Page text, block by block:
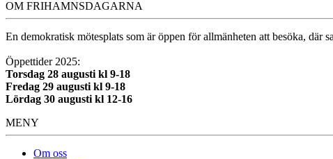
OM FRIHAMNSDAGARNA
En demokratisk mötesplats som är öppen för allmänheten att besöka, där
Öppettider 2025:
Torsdag 28 augusti kl 9-18
Fredag 29 augusti kl 9-18
Lördag 30 augusti kl 12-16
MENY
Om oss